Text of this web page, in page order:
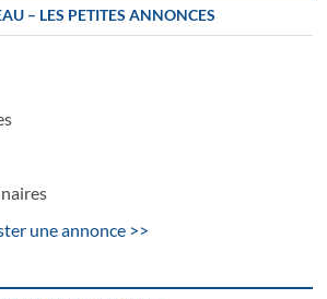
– LES PETITES ANNONCES
une annonce >>